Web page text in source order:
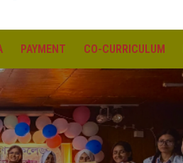
PAYMENT CO-CURRICULUM